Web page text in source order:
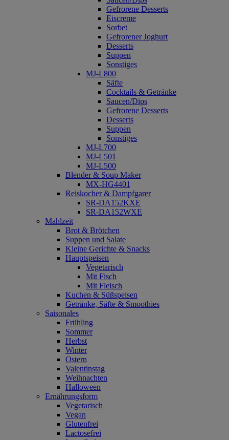
Gefrorene Desserts
Eiscreme
Sorbet
Gefrorener Joghurt
Desserts
Suppen
Sonstiges
MJ-L800
Säfte
Cocktails & Getränke
Saucen/Dips
Gefrorene Desserts
Desserts
Suppen
Sonstiges
MJ-L700
MJ-L501
MJ-L500
Blender & Soup Maker
MX-HG4401
Reiskocher & Dampfgarer
SR-DA152KXE
SR-DA152WXE
Mahlzeit
Brot & Brötchen
Suppen und Salate
Kleine Gerichte & Snacks
Hauptspeisen
Vegetarisch
Mit Fisch
Mit Fleisch
Kuchen & Süßspeisen
Getränke, Säfte & Smoothies
Saisonales
Frühling
Sommer
Herbst
Winter
Ostern
Valentinstag
Weihnachten
Halloween
Ernährungsform
Vegetarisch
Vegan
Glutenfrei
Lactosefrei